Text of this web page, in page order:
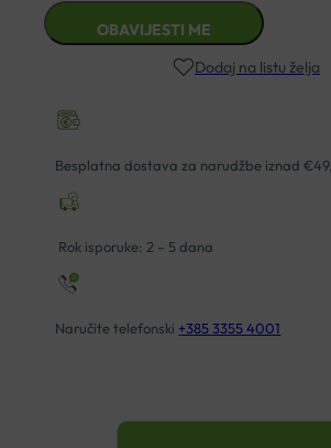
Dodaj na listu želja
Besplatna dostava za narudžbe iznad
Rok isporuke: 2 – 5 dana
Naručite telefonski +385 3355 4001